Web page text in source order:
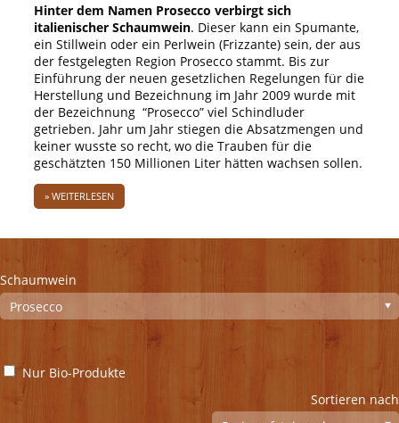
Hinter dem Namen Prosecco verbirgt sich
italienischer Schaumwein. Dieser kann ein Spumante,
ein Stillwein oder ein Perlwein (Frizzante) sein, der aus
der festgelegten Region Prosecco stammt. Bis zur
Einführung der neuen gesetzlichen Regelungen für die
Herstellung und Bezeichnung im Jahr 2009 wurde mit
der Bezeichnung “Prosecco” viel Schindluder
getrieben. Jahr um Jahr stiegen die Absatzmengen und
keiner wusste so recht, wo die Trauben für die
geschätzten 150 Millionen Liter hätten wachsen sollen.
» WEITERLESEN
Schaumwein
Nur Bio-Produkte
Sortieren nach